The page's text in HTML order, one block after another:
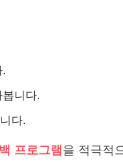
니다.
다.
프로그램 을 적극적